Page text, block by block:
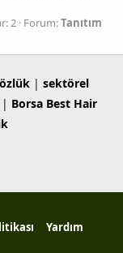
2 Forum:Tanıtım
| sektörel
Borsa Best Hair
Yardım